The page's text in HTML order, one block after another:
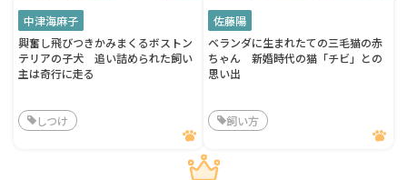
中津海麻子
興奮し飛びつきかみまくるボストン
テリアの子犬 追い詰められた飼い
主は奇行に走る
しつけ
佐藤陽
ベランダに生まれたての三毛猫の赤
ちゃん 新婚時代の猫「チビ」との
思い出
飼い方